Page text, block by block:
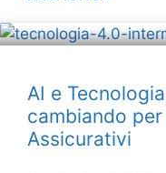
AI e
cambiando
Assicurativi